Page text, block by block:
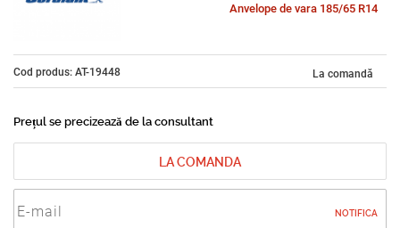
Anvelope de vara 185/65 R14
Cod produs: AT-19448 La comandă
Prețul se precizează de la consultant
LA COMANDA
NOTIFICA